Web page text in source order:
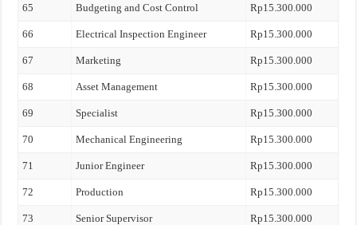
65 Budgeting and Cost Control Rp15.300.000
66 Electrical Inspection Engineer Rp15.300.000
67 Marketing Rp15.300.000
68 Asset Management Rp15.300.000
69 Specialist Rp15.300.000
70 Mechanical Engineering Rp15.300.000
71 Junior Engineer Rp15.300.000
72 Production Rp15.300.000
73 Senior Supervisor Rp15.300.000